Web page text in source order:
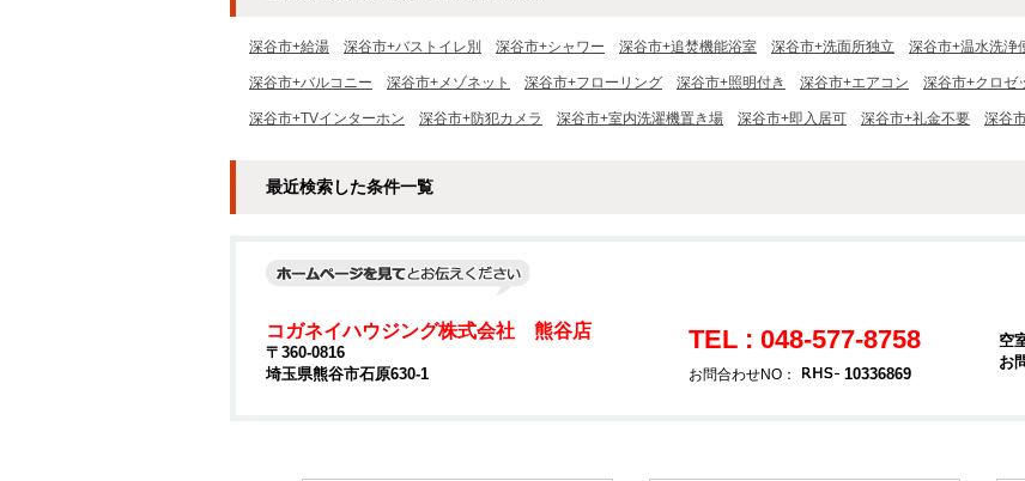
深谷市+給湯 深谷市+バストイレ別 深谷市+シャワー 深谷市+追焚機能浴室 深谷市+洗面所独立 深谷市+温水洗浄
深谷市+バルコニー 深谷市+メゾネット 深谷市+フローリング 深谷市+照明付き 深谷市+エアコン 深谷市+クロゼ
深谷市+TVインターホン 深谷市+防犯カメラ 深谷市+室内洗濯機置き場 深谷市+即入居可 深谷市+礼金不要 深谷
最近検索した条件一覧
コガネイハウジング株式会社 熊谷店
〒360-0816
埼玉県熊谷市石原630-1
TEL : 048-577-8758
お問合わせNO： 10336869
空
お